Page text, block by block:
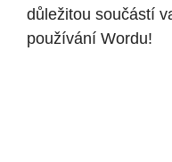
důležitou součástí
používání Wordu!